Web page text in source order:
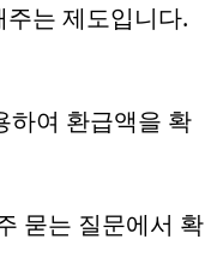
는 제도입니다.
하여 환급액을 확
묻는 질문에서 확